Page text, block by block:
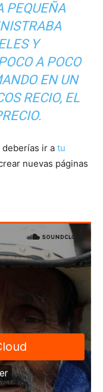
PEQUEÑA
Y
A POCO
EN UN
RECIO, EL
deberías ir a tu
nuevas páginas